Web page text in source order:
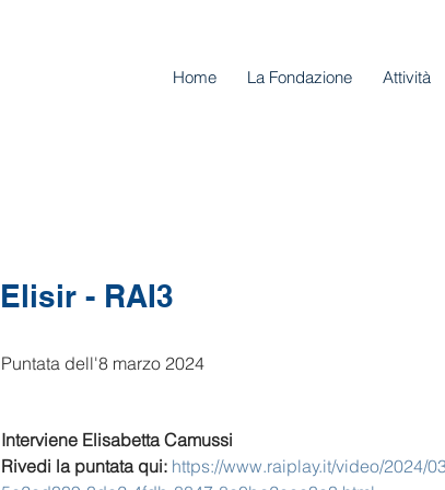
Home La Fondazione Attività
Elisir - RAI3
Puntata dell'8 marzo 2024
Interviene Elisabetta Camussi
Rivedi la puntata qui: https://www.raiplay.it/video/2024/